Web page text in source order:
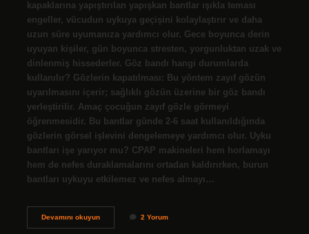
kapaklarına yapıştırılan yapışkan bantlar ışıkla teması
engeller, vücudun uykuya geçişini kolaylaştırır ve daha
uzun süre uyumanıza yardımcı olur. Gece boyunca derin
uyuyan kişiler, gün boyunca stresten, yorgunluktan uzak ve
dinlenmiş hissederler. Göz bandı hangi durumlarda
kullanılır? Gözlerin kapatılması: Bu yöntem zayıf gözün
uyarılmasını içerir; sağlıklı gözün üzerine bir göz bandı
yerleştirilir. Amaç çocuğun zayıf gözle görmeyi
öğrenmesidir. Bu bantlar günde 2-6 saat kullanıldığında
gözlerin görsel işlevini dengelemeye yardımcı olur. Uyku
bantları işe yarıyor mu? CPAP makineleri hem horlamayı
hem de nefes duraklamalarını ortadan kaldırırken, burun
bantları uykuyu etkilemez ve nefes almayı…
Devamını okuyunGece
2 Yorum